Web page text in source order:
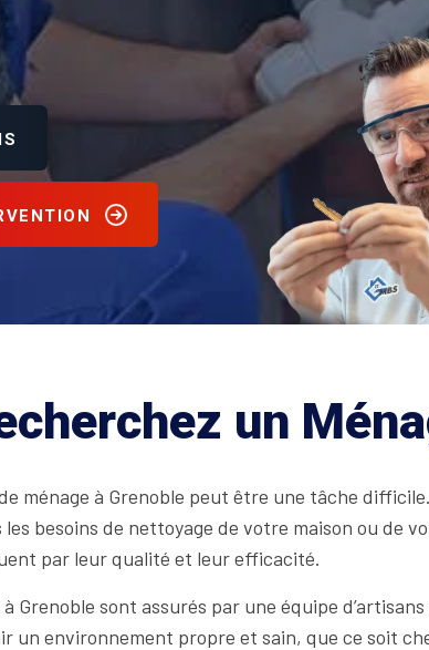
un
ménage à Grenoble peut être une tâche
besoins de nettoyage de votre maison ou de
par leur qualité et leur efficacité.
Grenoble sont assurés par une équipe
un environnement propre et sain, que ce soit